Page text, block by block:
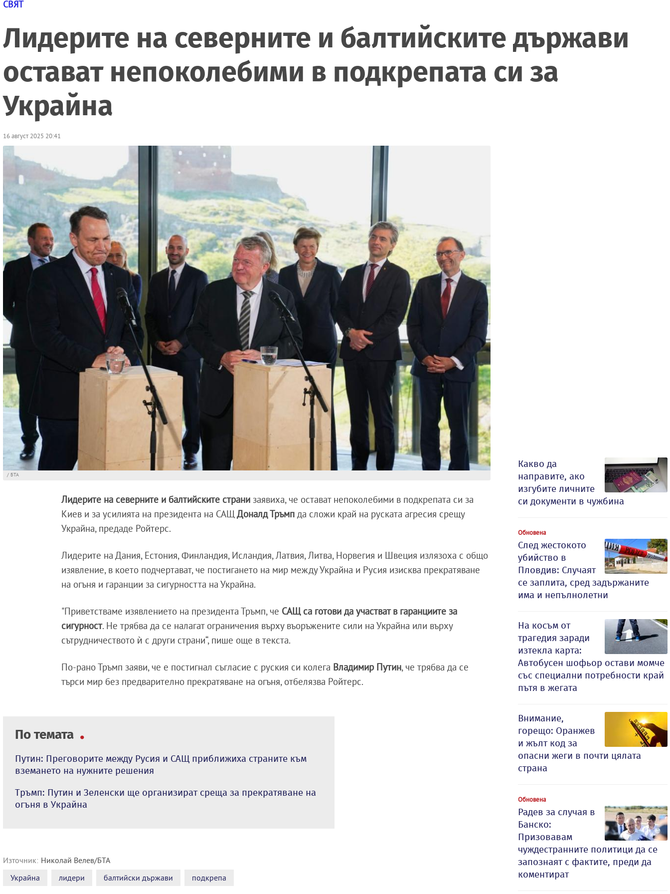
СВЯТ
Лидерите на северните и балтийските държави
остават непоколебими в подкрепата си за
Украйна
16 август 2025 20:41
/ БТА
Лидерите на северните и балтийските страни заявиха, че остават непоколебими в подкрепата си за
Киев и за усилията на президента на САЩДоналд Тръмп да сложи край на руската агресия срещу
Украйна, предаде Ройтерс.
Лидерите на Дания, Естония, Финландия, Исландия, Латвия, Литва, Норвегия и Швеция излязоха с общо
изявление, в което подчертават, че постигането на мир между Украйна и Русия изисква прекратяване
на огъня и гаранции за сигурността на Украйна.
"Приветстваме изявлението на президента Тръмп, че САЩ са готови да участват в гаранциите за
сигурност. Не трябва да се налагат ограничения върху въоръжените сили на Украйна или върху
сътрудничеството ѝ с други страни“, пише още в текста.
По-рано Тръмп заяви, че е постигнал съгласие с руския си колега Владимир Путин, че трябва да се
търси мир без предварително прекратяване на огъня, отбелязва Ройтерс.
По темата
Путин: Преговорите между Русия и САЩ приближиха страните към
вземането на нужните решения
Тръмп: Путин и Зеленски ще организират среща за прекратяване на
огъня в Украйна
Източник: Николай Велев/БТА
Украйна
лидери балтийски държави подкрепа
Какво да
направите, ако
изгубите личните
си документи в чужбина
Обновена
След жестокото
убийство в
Пловдив: Случаят
се заплита, сред задържаните
има и непълнолетни
На косъм от
трагедия заради
изтекла карта:
Автобусен шофьор остави момче
със специални потребности край
пътя в жегата
Внимание,
горещо: Оранжев
и жълт код за
опасни жеги в почти цялата
страна
Обновена
Радев за случая в
Банско:
Призовавам
чуждестранните политици да се
запознаят с фактите, преди да
коментират